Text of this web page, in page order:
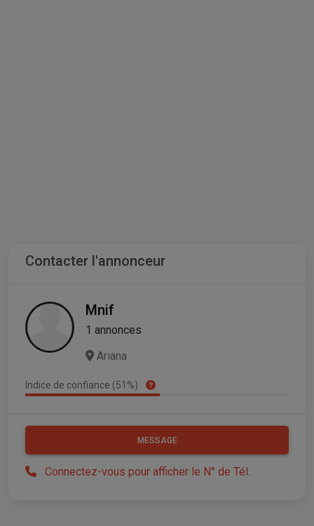
Contacter l'annonceur
Mnif
1 annonces
Ariana
Indice de confiance (51%)
MESSAGE
Connectez-vous pour afficher le N° de Tél.